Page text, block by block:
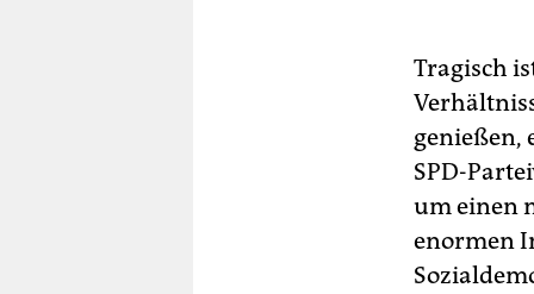
Tragisch
genießen,
SPD-
um einen
enormen